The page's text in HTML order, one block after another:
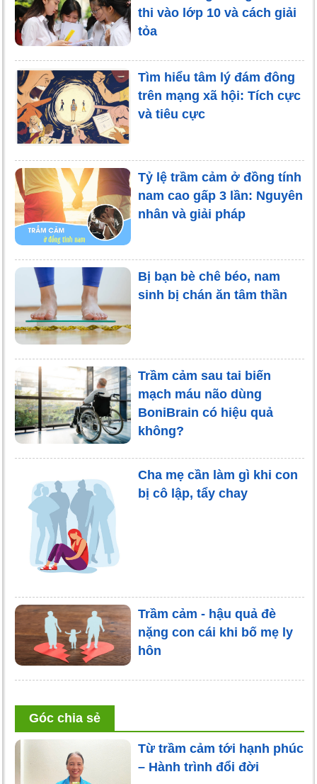
thi vào lớp 10 và cách giải
tỏa
Tìm hiểu tâm lý đám đông
trên mạng xã hội: Tích cực
và tiêu cực
Tỷ lệ trầm cảm ở đồng tính
nam cao gấp 3 lần: Nguyên
nhân và giải pháp
Bị bạn bè chê béo, nam
sinh bị chán ăn tâm thần
Trầm cảm sau tai biến
mạch máu não dùng
BoniBrain có hiệu quả
không?
Cha mẹ cần làm gì khi con
bị cô lập, tẩy chay
Trầm cảm - hậu quả đè
nặng con cái khi bố mẹ ly
hôn
Góc chia sẻ
Từ trầm cảm tới hạnh phúc
– Hành trình đổi đời